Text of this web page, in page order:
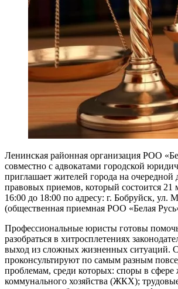
Ленинская районная организация РОО
совместно с адвокатами городской
приглашает жителей города на очередной
правовых приемов, который состоится 21
16:00 до 18:00 по адресу: г. Бобруйск, ул.
(общественная приемная РОО «Белая
Профессиональные юристы готовы
разобраться в хитросплетениях
выход из сложных жизненных ситуаций.
проконсультируют по самым разным
проблемам, среди которых: споры в
коммунального хозяйства (ЖКХ);